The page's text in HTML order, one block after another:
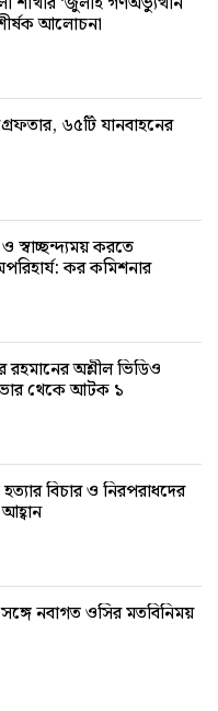
আলোচনা
৬৫টি যানবাহনের
স্বাচ্ছন্দ্যময় করতে
কর কমিশনার
অশ্লীল ভিডিও
থেকে আটক ১
ও নিরপরাধদের
সঙ্গে নবাগত ওসির মতবিনিময়